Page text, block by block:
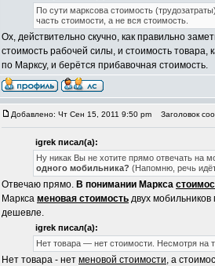
По сути марксова стоимость
часть стоимости, а не вся стоимость.
Ох, действительно скучно, как правильно
стоимость рабочей силы, и стоимость товара,
по Марксу, и берётся прибавочная стоимость.
Добавлено: Чт Сен 15, 2011 9:50 pm Заголовок
igrek писал(а):
Ну никак Вы не хотите прямо отвечать на
одного мобильника? (Напомню, речь
Отвечаю прямо. В понимании Маркса
Маркса меновая стоимость двух
дешевле.
igrek писал(а):
Нет товара — нет стоимости. Несмотря на
Нет товара - нет меновой стоимости, а